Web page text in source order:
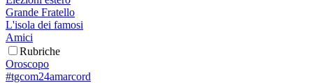
Grande Fratello
L'isola dei famosi
Amici
Rubriche
Oroscopo
#tgcom24amarcord